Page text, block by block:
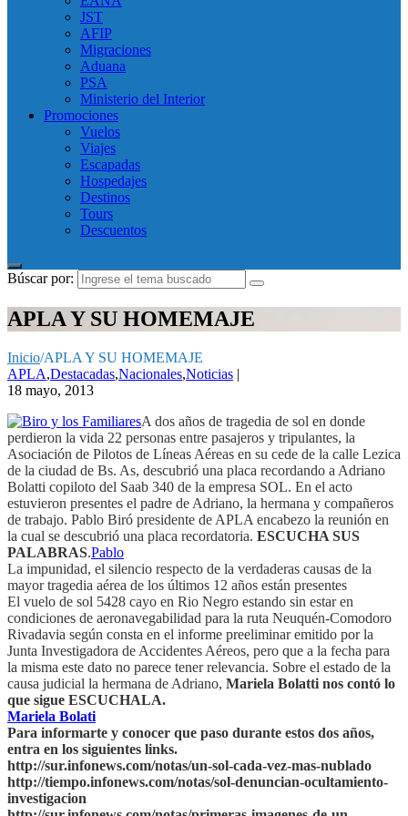
JST
AFIP
Migraciones
Aduana
PSA
Ministerio del Interior
Promociones
Vuelos
Viajes
Escapadas
Hospedajes
Destinos
Tours
Descuentos
Búscar por:
APLA Y SU HOMEMAJE
Inicio/APLA Y SU HOMEMAJE
APLA,Destacadas,Nacionales,Noticias |
18 mayo, 2013
A dos años de tragedia de sol en donde
perdieron la vida 22 personas entre pasajeros y tripulantes, la
Asociación de Pilotos de Líneas Aéreas en su cede de la calle Lezica
de la ciudad de Bs. As, descubrió una placa recordando a Adriano
Bolatti copiloto del Saab 340 de la empresa SOL. En el acto
estuvieron presentes el padre de Adriano, la hermana y compañeros
de trabajo. Pablo Biró presidente de APLA encabezo la reunión en
la cual se descubrió una placa recordatoria. ESCUCHA SUS
PALABRAS.Pablo
La impunidad, el silencio respecto de la verdaderas causas de la
mayor tragedia aérea de los últimos 12 años están presentes
El vuelo de sol 5428 cayo en Rio Negro estando sin estar en
condiciones de aeronavegabilidad para la ruta Neuquén-Comodoro
Rivadavia según consta en el informe preeliminar emitido por la
Junta Investigadora de Accidentes Aéreos, pero que a la fecha para
la misma este dato no parece tener relevancia. Sobre el estado de la
causa judicial la hermana de Adriano, Mariela Bolatti nos contó lo
que sigue ESCUCHALA.
Mariela Bolati
Para informarte y conocer que paso durante estos dos años,
entra en los siguientes links.
http://sur.infonews.com/notas/un-sol-cada-vez-mas-nublado
http://tiempo.infonews.com/notas/sol-denuncian-ocultamiento-
investigacion